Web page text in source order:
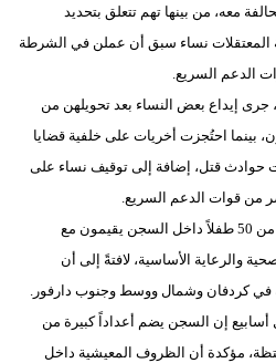
أبراج
فيديو
معه، من بينها تهم تتعلق بتحديد
المعتقلات نساء سبق أن عملن في الشرطة
الدعم السريع.
إيداع بعض النساء بعد تحويلهن من
بينما احتُجزت أخريات على خلفية قضايا
حوادث قتل، إضافة إلى توقيف نساء على
من قوات الدعم السريع.
وأشارت المعلومات إلى وجود أكثر من 50 طفلاً داخل السجن يقيمون مع
والرعاية الأساسية، لافتةً إلى أن
في كردفان وشمال ووسط وجنوب دارفور.
أسابيع إن السجن يضم أعداداً كبيرة من
مؤكدة أن الظروف المعيشية داخل